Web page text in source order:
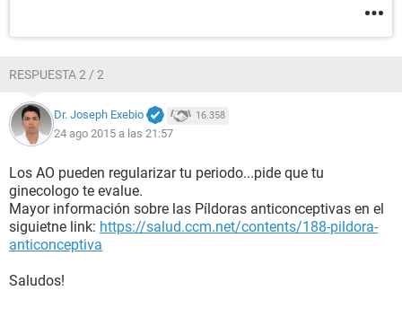
RESPUESTA 2 / 2
Dr. Joseph Exebio 16.358
24 ago 2015 a las 21:57
Los AO pueden regularizar tu periodo...pide que tu
ginecologo te evalue.
Mayor información sobre las Píldoras anticonceptivas en el
siguietne link: https://salud.ccm.net/contents/188-pildora-
anticonceptiva
Saludos!